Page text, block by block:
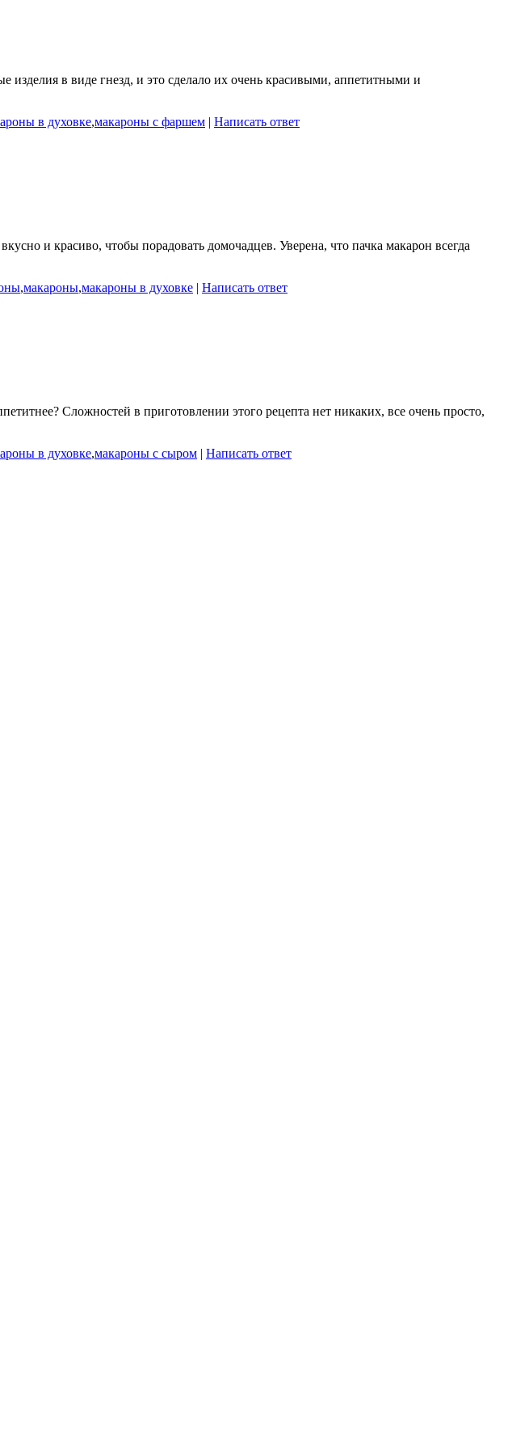
в виде гнезд, и это сделало их очень красивыми, аппетитными и
в духовке,макароны с фаршем | Написать ответ
и красиво, чтобы порадовать домочадцев. Уверена, что пачка макарон всегда
,макароны,макароны в духовке | Написать ответ
Сложностей в приготовлении этого рецепта нет никаких, все очень просто,
в духовке,макароны с сыром | Написать ответ